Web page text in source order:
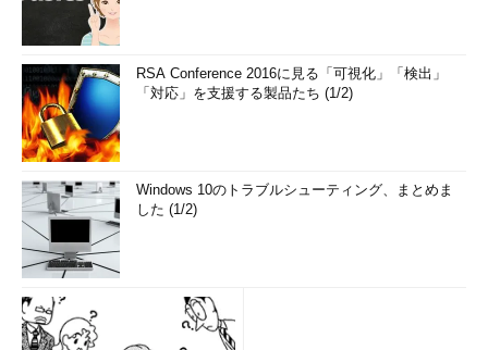
RSA Conference 2016に見る「可視化」「検出」
「対応」を支援する製品たち (1/2)
Windows 10のトラブルシューティング、まとめま
した (1/2)